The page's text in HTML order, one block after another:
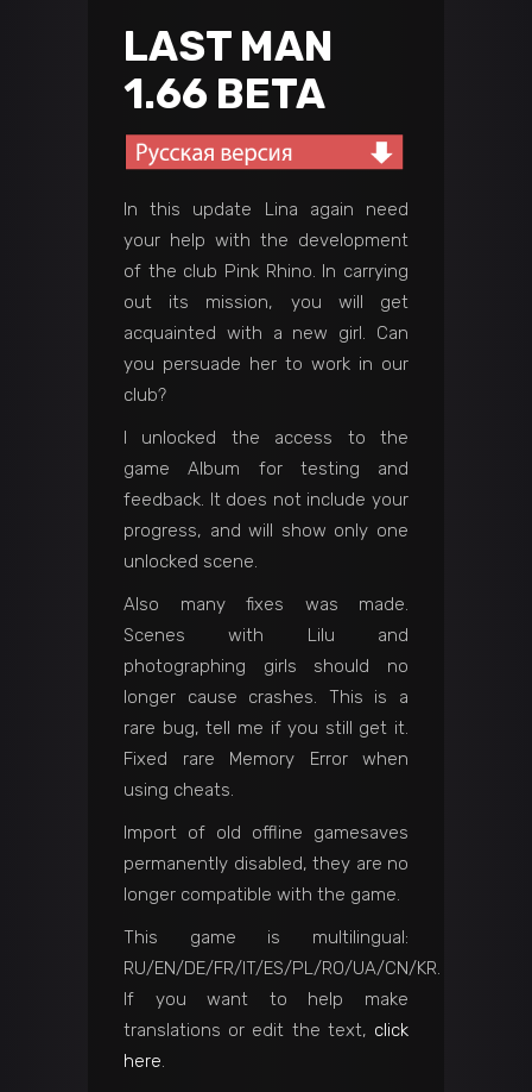
LAST MAN
1.66 BETA
In this update Lina again need
your help with the development
of the club Pink Rhino. In carrying
out its mission, you will get
acquainted with a new girl. Can
you persuade her to work in our
club?
I unlocked the access to the
game Album for testing and
feedback. It does not include your
progress, and will show only one
unlocked scene.
Also many fixes was made.
Scenes with Lilu and
photographing girls should no
longer cause crashes. This is a
rare bug, tell me if you still get it.
Fixed rare Memory Error when
using cheats.
Import of old offline gamesaves
permanently disabled, they are no
longer compatible with the game.
This game is multilingual:
RU/EN/DE/FR/IT/ES/PL/RO/UA/CN/KR.
If you want to help make
translations or edit the text, click
here.